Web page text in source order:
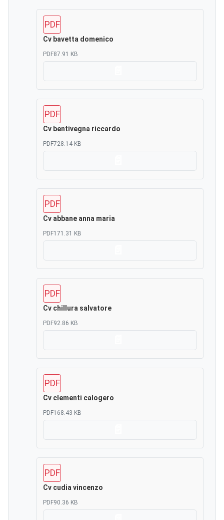
PDF
Cv bavetta domenico
PDF87.91 KB
PDF
Cv bentivegna riccardo
PDF728.14 KB
PDF
Cv abbane anna maria
PDF171.31 KB
PDF
Cv chillura salvatore
PDF92.86 KB
PDF
Cv clementi calogero
PDF168.43 KB
PDF
Cv cudia vincenzo
PDF90.36 KB